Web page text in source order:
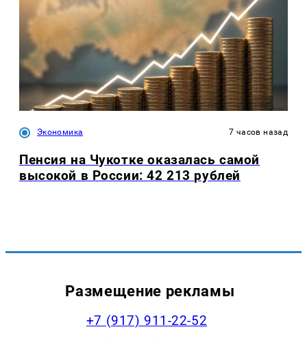
Экономика 7 часов назад
Пенсия на Чукотке оказалась самой
высокой в России: 42 213 рублей
Размещение рекламы
+7 (917) 911-22-52